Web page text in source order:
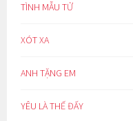
TÌNH MẪU TỬ
XÓT XA
ANH TẶNG EM
YÊU LÀ THẾ ĐẤY